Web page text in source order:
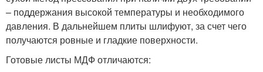
– поддержания высокой температуры и необходимого
давления. В дальнейшем плиты шлифуют, за счет чего
получаются ровные и гладкие поверхности.
Готовые листы МДФ отличаются: